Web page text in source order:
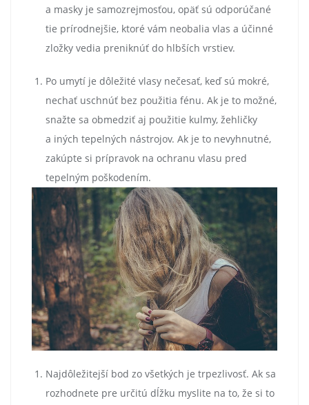
a masky je samozrejmosťou, opäť sú odporúčané
tie prírodnejšie, ktoré vám neobalia vlas a účinné
zložky vedia preniknúť do hlbších vrstiev.
Po umytí je dôležité vlasy nečesať, keď sú mokré,
nechať uschnúť bez použitia fénu. Ak je to možné,
snažte sa obmedziť aj použitie kulmy, žehličky
a iných tepelných nástrojov. Ak je to nevyhnutné,
zakúpte si prípravok na ochranu vlasu pred
tepelným poškodením.
Najdôležitejší bod zo všetkých je trpezlivosť. Ak sa
rozhodnete pre určitú dĺžku myslite na to, že si to